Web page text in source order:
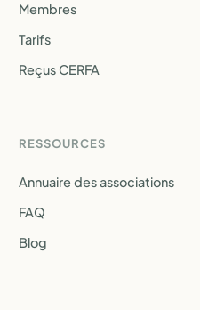
Membres
Tarifs
Reçus CERFA
RESSOURCES
Annuaire des associations
FAQ
Blog